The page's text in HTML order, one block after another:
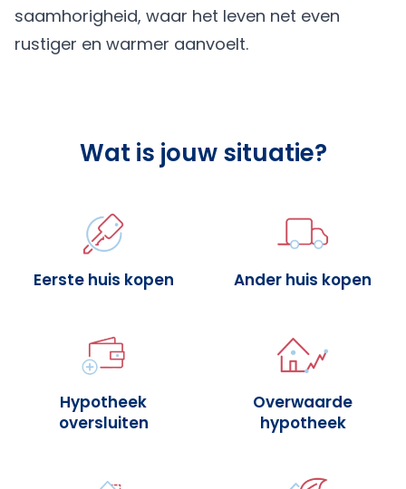
saamhorigheid, waar het leven net even
rustiger en warmer aanvoelt.
Wat is jouw situatie?
Eerste huis kopen Ander huis kopen
Hypotheek
oversluiten
Overwaarde
hypotheek